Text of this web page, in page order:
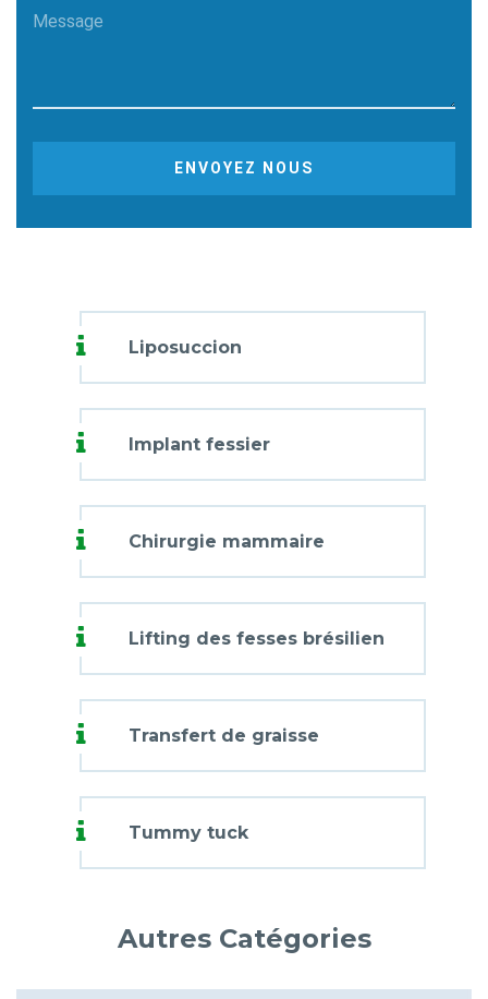
Message
ENVOYEZ NOUS
Liposuccion
Implant fessier
Chirurgie mammaire
Lifting des fesses brésilien
Transfert de graisse
Tummy tuck
Autres Catégories